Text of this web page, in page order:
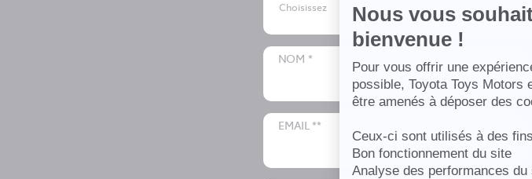
Nous vous
bienvenue !
Pour vous offrir une
possible, Toyota Toys Motors
être amenés à déposer des
Ceux-ci sont utilisés à des
Bon fonctionnement du site
Analyse des performances du
Axeptio
Choisissez
NOM *
EMAIL **